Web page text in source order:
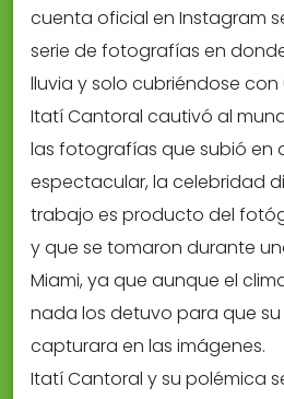
cuenta oficial en Instagram
serie de fotografías en
lluvia y solo cubriéndose
Itatí Cantoral cautivó al
las fotografías que subió en
espectacular, la celebridad
trabajo es producto del
y que se tomaron durante
Miami, ya que aunque el
nada los detuvo para que su
capturara en las imágenes.
Itatí Cantoral y su polémica